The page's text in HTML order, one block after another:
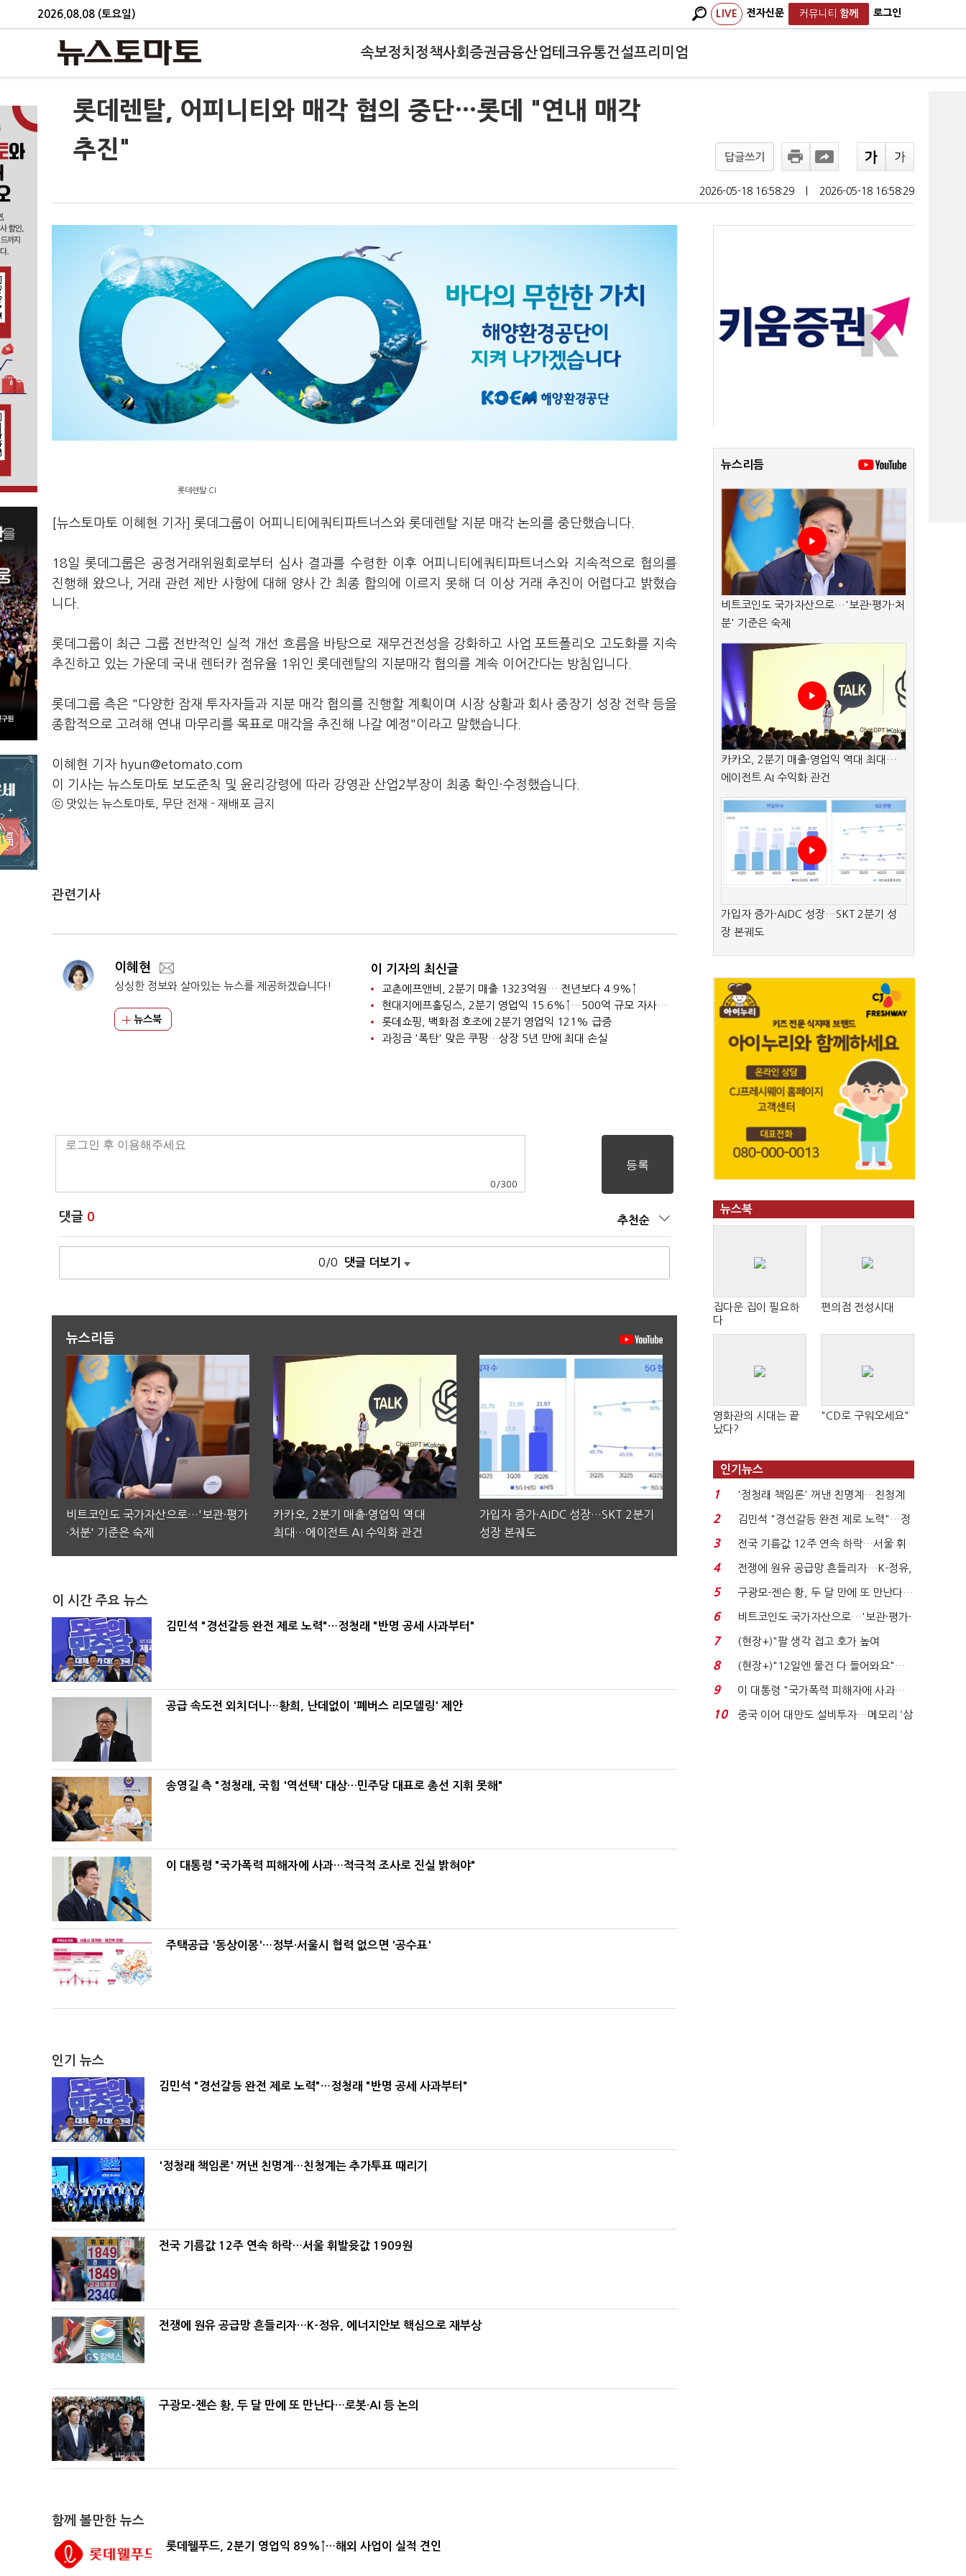
2026.08.08 (토요일) LIVE 전자신문 커뮤니티 함께 로그인
속보정치 정책사회 증권금융산업테크유통건설프리미엄
롯데렌탈, 어피니티와 매각 협의 중단…롯데 "연내 매각
추진"
답글쓰기
2026-05-18 16:58:29 2026-05-18 16:58:29
롯데렌탈 CI
[뉴스토마토 이혜현 기자] 롯데그룹이 어피니티에쿼티파트너스와 롯데렌탈 지분 매각 논의를 중단했습니다.
18일 롯데그룹은 공정거래위원회로부터 심사 결과를 수령한 이후 어피니티에쿼티파트너스와 지속적으로 협의를
진행해 왔으나, 거래 관련 제반 사항에 대해 양사 간 최종 합의에 이르지 못해 더 이상 거래 추진이 어렵다고 밝혔습
니다.
롯데그룹이 최근 그룹 전반적인 실적 개선 흐름을 바탕으로 재무건전성을 강화하고 사업 포트폴리오 고도화를 지속
추진하고 있는 가운데 국내 렌터카 점유율 1위인 롯데렌탈의 지분매각 협의를 계속 이어간다는 방침입니다.
롯데그룹 측은 "다양한 잠재 투자자들과 지분 매각 협의를 진행할 계획이며 시장 상황과 회사 중장기 성장 전략 등을
종합적으로 고려해 연내 마무리를 목표로 매각을 추진해 나갈 예정"이라고 말했습니다.
이혜현 기자 hyun@etomato.com
이 기사는 뉴스토마토 보도준칙 및 윤리강령에 따라 강영관 산업2부장이 최종 확인·수정했습니다.
ⓒ 맛있는 뉴스토마토, 무단 전재 - 재배포 금지
관련기사
이혜현
싱싱한 정보와 살아있는 뉴스를 제공하겠습니다!
뉴스북
이 기자의 최신글
교촌에프앤비, 2분기 매출 1323억원… 전년보다 4.9%↑
현대지에프홀딩스, 2분기 영업익 15.6%↑…500억 규모 자사주 매입
롯데쇼핑, 백화점 호조에 2분기 영업익 121% 급증
과징금 '폭탄' 맞은 쿠팡…상장 5년 만에 최대 손실
0 /300
댓글 0 추천순
0/0 댓글 더보기
뉴스리듬
비트코인도 국가자산으로…'보관·평가
·처분' 기준은 숙제
카카오, 2분기 매출·영업익 역대
최대…에이전트 AI 수익화 관건
가입자 증가·AIDC 성장…SKT 2분기
성장 본궤도
이 시간 주요 뉴스
김민석 "경선갈등 완전 제로 노력"…정청래 "반명 공세 사과부터"
공급 속도전 외치더니…황희, 난데없이 '폐버스 리모델링' 제안
송영길 측 "정청래, 국힘 '역선택' 대상…민주당 대표로 총선 지휘 못해"
이 대통령 "국가폭력 피해자에 사과…적극적 조사로 진실 밝혀야"
주택공급 '동상이몽'…정부·서울시 협력 없으면 '공수표'
인기 뉴스
김민석 "경선갈등 완전 제로 노력"…정청래 "반명 공세 사과부터"
'정청래 책임론' 꺼낸 친명계…친청계는 추가투표 때리기
전국 기름값 12주 연속 하락…서울 휘발윳값 1909원
전쟁에 원유 공급망 흔들리자…K-정유, 에너지안보 핵심으로 재부상
구광모-젠슨 황, 두 달 만에 또 만난다…로봇·AI 등 논의
함께 볼만한 뉴스
롯데웰푸드, 2분기 영업익 89%↑…해외 사업이 실적 견인
뉴스리듬
비트코인도 국가자산으로…'보관·평가·처
분' 기준은 숙제
카카오, 2분기 매출·영업익 역대 최대…
에이전트 AI 수익화 관건
가입자 증가·AIDC 성장…SKT 2분기 성
장 본궤도
뉴스북
집다운 집이 필요하
다
편의점 전성시대
영화관의 시대는 끝
났다?
"CD로 구워오세요"
인기뉴스
1
'정청래 책임론' 꺼낸 친명계…친청계
는 추가투표 때리기...
2
김민석 "경선갈등 완전 제로 노력"…정
청래 "반명 공세 사...
3
전국 기름값 12주 연속 하락…서울 휘
발윳값 1909원...
4
전쟁에 원유 공급망 흔들리자…K-정유,
에너지안보 핵심...
5
구광모-젠슨 황, 두 달 만에 또 만난다…
로봇·AI 등 논...
6
비트코인도 국가자산으로…'보관·평가·
처분' 기준은 ...
7
(현장+)"팔 생각 접고 호가 높여
요"…'덜 똘똘한 한 채' 20...
8
(현장+)"12일엔 물건 다 들어와요"…
빈 매대 채우며 문 연 ...
9
이 대통령 "국가폭력 피해자에 사과…
적극적 조사로 진...
10
중국 이어 대만도 설비투자…메모리 ‘삼